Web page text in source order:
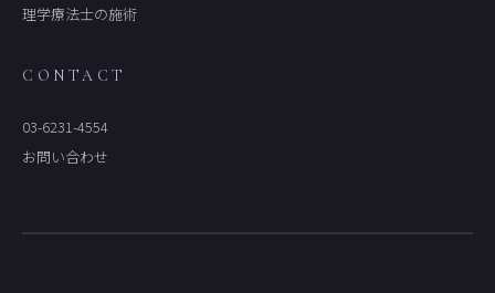
理学療法士の施術
CONTACT
03-6231-4554
お問い合わせ